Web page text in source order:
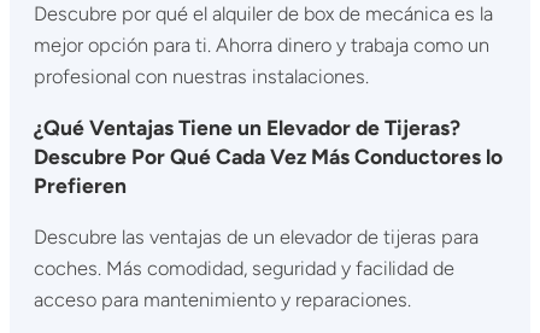
Descubre por qué el alquiler de box de mecánica es la
mejor opción para ti. Ahorra dinero y trabaja como un
profesional con nuestras instalaciones.
¿Qué Ventajas Tiene un Elevador de Tijeras?
Descubre Por Qué Cada Vez Más Conductores lo
Prefieren
Descubre las ventajas de un elevador de tijeras para
coches. Más comodidad, seguridad y facilidad de
acceso para mantenimiento y reparaciones.